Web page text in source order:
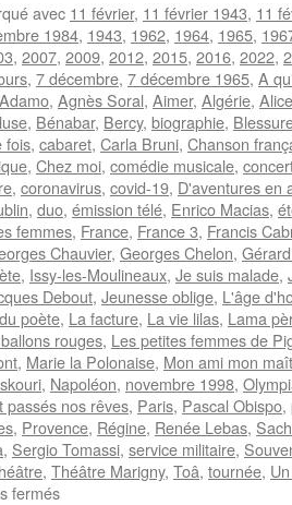
avec 11 février, 11 février 1943, 11
1984, 1943, 1962, 1964, 1965,
, 2007, 2009, 2012, 2015, 2016, 2022,
, 7 décembre, 7 décembre 1965, A
Adamo, Agnès Soral, Aimer, Algérie,
, Bénabar, Bercy, biographie,
fois, cabaret, Carla Bruni, Chanson
, Chez moi, comédie musicale,
, coronavirus, covid-19, D'aventures en
, duo, émission télé, Enrico Macias,
femmes, France, France 3, Francis
Chauvier, Georges Chelon,
, Issy-les-Moulineaux, Je suis malade,
Debout, Jeunesse oblige, L'âge
poète, La facture, La vie lilas, Lama
rouges, Les petites femmes de
, Marie la Polonaise, Mon ami mon
, Napoléon, novembre 1998,
passés nos rêves, Paris, Pascal Obispo,
, Provence, Régine, Renée Lebas,
, Sergio Tomassi, service militaire,
, Théâtre Marigny, Toâ, tournée,
ferméssur